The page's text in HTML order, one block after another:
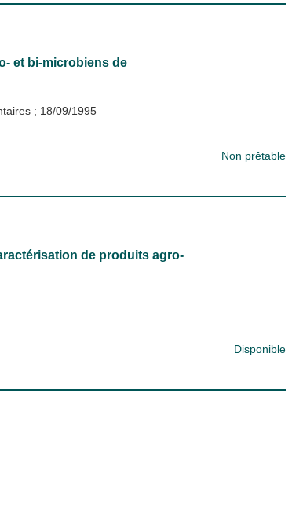
et bi-microbiens de
; 18/09/1995
Non prêtable
de produits agro-
Disponible